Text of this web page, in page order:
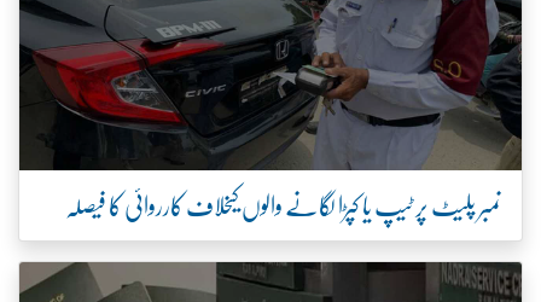
نمبر پلیٹ پر ٹیپ یا کپڑا لگانے والوں کیخلاف کارروائی کا فیصلہ